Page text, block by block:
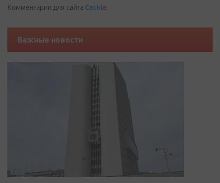
Комментарии для сайта Cackle
Важные новости